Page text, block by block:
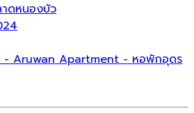
ดหนองบัว
- Aruwan Apartment - หอพักอุดร